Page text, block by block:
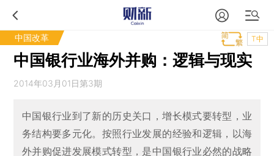
中国改革 T中
中国银行业海外并购：逻辑与现实
2014年03月01日第3期
中国银行业到了新的历史关口，增长模式要转型，业
务结构要多元化。按照行业发展的经验和逻辑，以海
外并购促进发展模式转型，是中国银行业必然的战略